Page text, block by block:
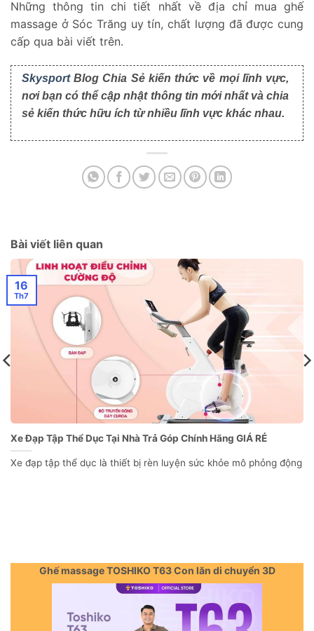
Những thông tin chi tiết nhất về địa chỉ mua ghế
massage ở Sóc Trăng uy tín, chất lượng đã được cung
cấp qua bài viết trên.
SkysportBlog Chia Sẻ kiến thức về mọi lĩnh vực,
nơi bạn có thể cập nhật thông tin mới nhất và chia
sẻ kiến thức hữu ích từ nhiều lĩnh vực khác nhau.
Bài viết liên quan
Xe Đạp Tập Thể Dục Tại Nhà Trả Góp Chính Hãng GIÁ RẺ
Xe đạp tập thể dục là thiết bị rèn luyện sức khỏe mô phỏng động
16
Th7
Ghế massage TOSHIKO T63 Con lăn di chuyển 3D